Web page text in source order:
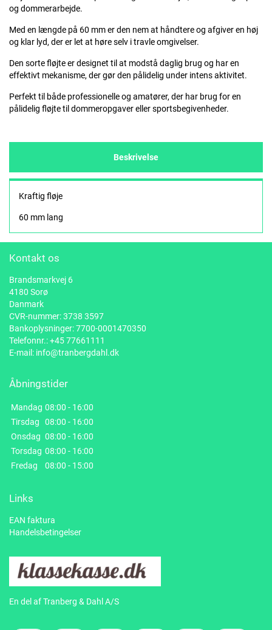
og dommerarbejde.
Med en længde på 60 mm er den nem at håndtere og afgiver en høj
og klar lyd, der er let at høre selv i travle omgivelser.
Den sorte fløjte er designet til at modstå daglig brug og har en
effektivt mekanisme, der gør den pålidelig under intens aktivitet.
Perfekt til både professionelle og amatører, der har brug for en
pålidelig fløjte til dommeropgaver eller sportsbegivenheder.
Beskrivelse
Kraftig fløje
60 mm lang
Kontakt os
Brandsmarkvej 6
4180 Sorø
Danmark
CVR-nummer: 3738 3597
Bankoplysninger: 7700-0001470350
Telefonnr.:+45 77661111
E-mail: info@tranbergdahl.dk
Åbningstider
Mandag 08:00 - 16:00
Tirsdag
08:00 - 16:00
Onsdag 08:00 - 16:00
Torsdag 08:00 - 16:00
Fredag
08:00 - 15:00
Links
EAN faktura
Handelsbetingelser
En del af Tranberg & Dahl A/S